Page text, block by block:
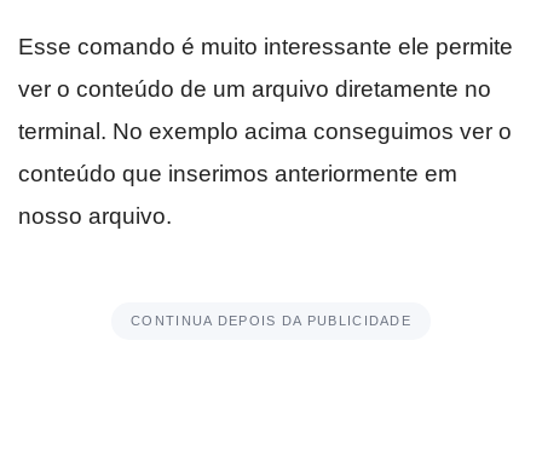
Esse comando é muito interessante ele permite
ver o conteúdo de um arquivo diretamente no
terminal. No exemplo acima conseguimos ver o
conteúdo que inserimos anteriormente em
nosso arquivo.
CONTINUA DEPOIS DA PUBLICIDADE